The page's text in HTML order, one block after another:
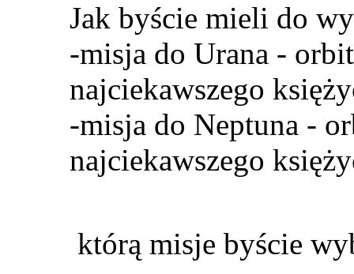
Jak byście mieli do
-misja do Urana -
najciekawszego
-misja do Neptuna -
najciekawszego
którą misje byście